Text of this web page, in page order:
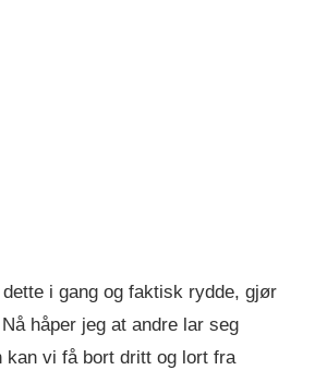
i gang og faktisk rydde, gjør
håper jeg at andre lar seg
kan vi få bort dritt og lort fra